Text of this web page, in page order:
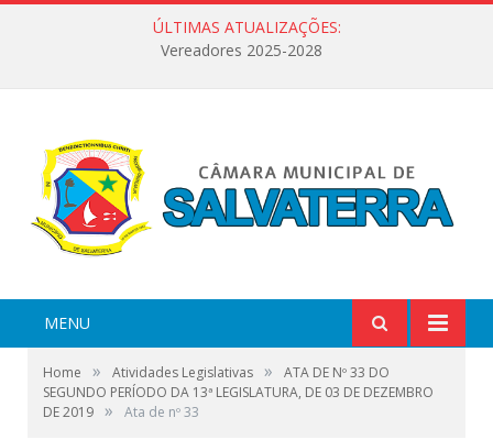
ÚLTIMAS ATUALIZAÇÕES:
Vereadores 2025-2028
MENU
Home » Atividades Legislativas »
ATA DE Nº 33 DO
SEGUNDO PERÍODO DA 13ª LEGISLATURA, DE 03 DE DEZEMBRO
DE 2019 » Ata de nº 33